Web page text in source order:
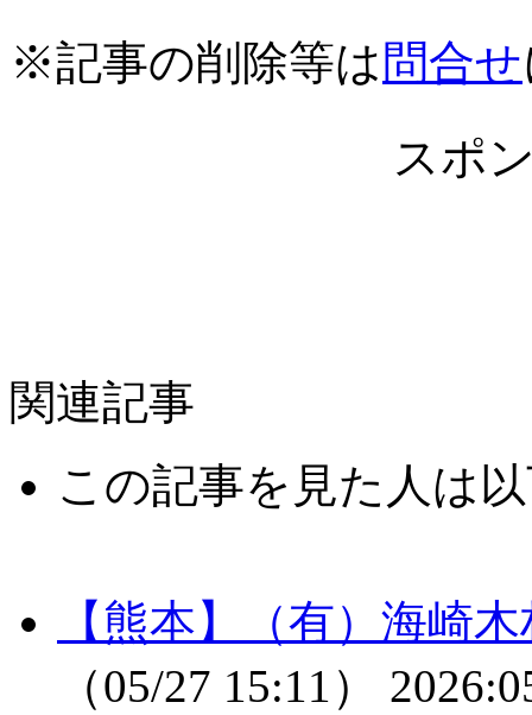
※記事の削除等は 問合せ
スポ
関連記事
この記事を見た人は
【熊本】（有）海崎
（05/27 15:11）